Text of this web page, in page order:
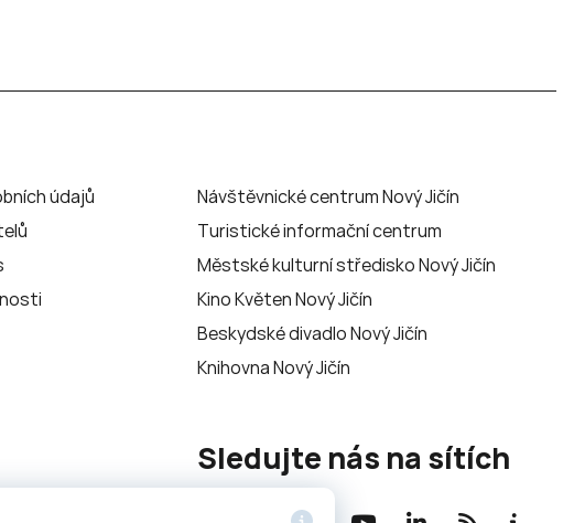
údajů
Návštěvnické centrum Nový Jičín
Turistické informační centrum
Městské kulturní středisko Nový Jičín
Kino Květen Nový Jičín
Beskydské divadlo Nový Jičín
Knihovna Nový Jičín
Sledujte nás na sítích